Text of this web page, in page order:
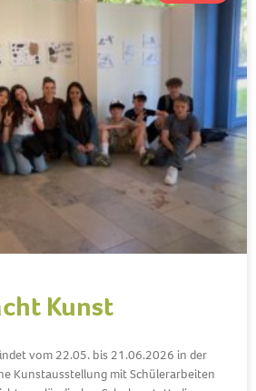
Kunst
vom 22.05. bis 21.06.2026 in der
Kunstausstellung mit Schülerarbeiten